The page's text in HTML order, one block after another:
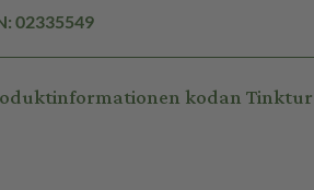
02335549
kodan